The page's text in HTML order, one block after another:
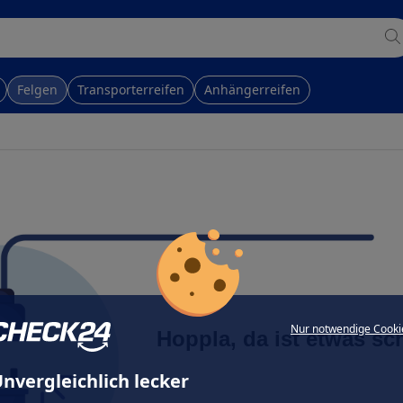
Nur notwendige
lecker
Felgen Transporterreifen Anhängerreifen
Hoppla, da ist etwas